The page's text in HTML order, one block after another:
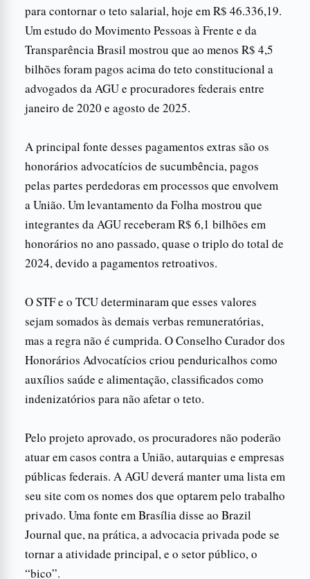
para contornar o teto salarial, hoje em R$ 46.336,19.
Um estudo do Movimento Pessoas à Frente e da
Transparência Brasil mostrou que ao menos R$ 4,5
bilhões foram pagos acima do teto constitucional a
advogados da AGU e procuradores federais entre
janeiro de 2020 e agosto de 2025.
A principal fonte desses pagamentos extras são os
honorários advocatícios de sucumbência, pagos
pelas partes perdedoras em processos que envolvem
a União. Um levantamento da Folha mostrou que
integrantes da AGU receberam R$ 6,1 bilhões em
honorários no ano passado, quase o triplo do total de
2024, devido a pagamentos retroativos.
O STF e o TCU determinaram que esses valores
sejam somados às demais verbas remuneratórias,
mas a regra não é cumprida. O Conselho Curador dos
Honorários Advocatícios criou penduricalhos como
auxílios saúde e alimentação, classificados como
indenizatórios para não afetar o teto.
Pelo projeto aprovado, os procuradores não poderão
atuar em casos contra a União, autarquias e empresas
públicas federais. A AGU deverá manter uma lista em
seu site com os nomes dos que optarem pelo trabalho
privado. Uma fonte em Brasília disse ao Brazil
Journal que, na prática, a advocacia privada pode se
tornar a atividade principal, e o setor público, o
“bico”.